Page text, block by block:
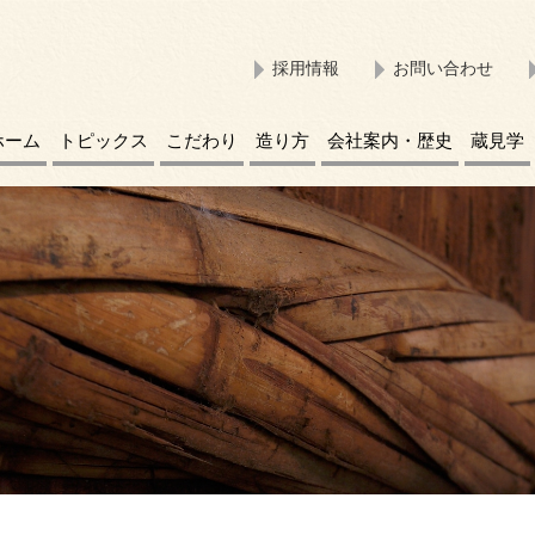
お問い合わせ
採用情報
ーム トピックス こだわり 造り方 会社案内・歴史 蔵見学